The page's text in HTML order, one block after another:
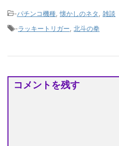
-パチンコ機種 ,懐かしのネタ
雑談
-ラッキートリガー 北斗の拳
コメントを残す